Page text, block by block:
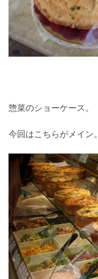
惣菜のショーケース。
今回はこちらがメイン。